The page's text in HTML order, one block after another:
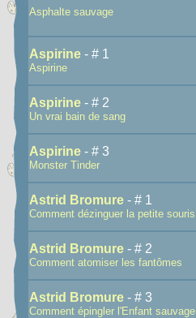
Asphalte sauvage
Aspirine - # 1
Aspirine
Aspirine - # 2
Un vrai bain de sang
Aspirine - # 3
Monster Tinder
Astrid Bromure - # 1
Comment dézinguer la petite souris
Astrid Bromure - # 2
Comment atomiser les fantômes
Astrid Bromure - # 3
Comment épingler l'Enfant sauvage